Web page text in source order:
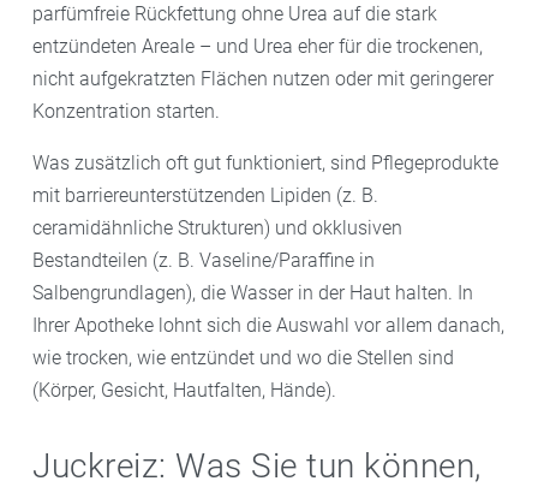
parfümfreie Rückfettung ohne Urea auf die stark
entzündeten Areale – und Urea eher für die trockenen,
nicht aufgekratzten Flächen nutzen oder mit geringerer
Konzentration starten.
Was zusätzlich oft gut funktioniert, sind Pflegeprodukte
mit barriereunterstützenden Lipiden (z. B.
ceramidähnliche Strukturen) und okklusiven
Bestandteilen (z. B. Vaseline/Paraffine in
Salbengrundlagen), die Wasser in der Haut halten. In
Ihrer Apotheke lohnt sich die Auswahl vor allem danach,
wie trocken, wie entzündet und wo die Stellen sind
(Körper, Gesicht, Hautfalten, Hände).
Juckreiz: Was Sie tun können,